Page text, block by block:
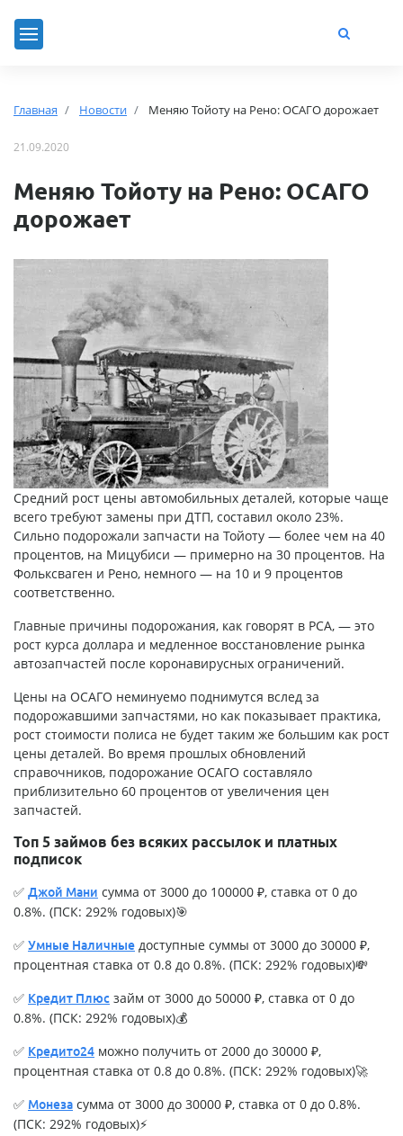
Главная Новости Меняю Тойоту на Рено: ОСАГО дорожает
21.09.2020
Меняю Тойоту на Рено: ОСАГО
дорожает
Средний рост цены автомобильных деталей, которые чаще
всего требуют замены при ДТП, составил около 23%.
Сильно подорожали запчасти на Тойоту — более чем на 40
процентов, на Мицубиси — примерно на 30 процентов. На
Фольксваген и Рено, немного — на 10 и 9 процентов
соответственно.
Главные причины подорожания, как говорят в РСА, — это
рост курса доллара и медленное восстановление рынка
автозапчастей после коронавирусных ограничений.
Цены на ОСАГО неминуемо поднимутся вслед за
подорожавшими запчастями, но как показывает практика,
рост стоимости полиса не будет таким же большим как рост
цены деталей. Во время прошлых обновлений
справочников, подорожание ОСАГО составляло
приблизительно 60 процентов от увеличения цен
запчастей.
Топ 5 займов без всяких рассылок и платных
подписок
✅ Джой Мани сумма от 3000 до 100000 ₽, ставка от 0 до
0.8%. (ПСК: 292% годовых)🎯
✅ Умные Наличные доступные суммы от 3000 до 30000 ₽,
процентная ставка от 0.8 до 0.8%. (ПСК: 292% годовых)💸
✅ Кредит Плюс займ от 3000 до 50000 ₽, ставка от 0 до
0.8%. (ПСК: 292% годовых)💰
✅ Кредито24 можно получить от 2000 до 30000 ₽,
процентная ставка от 0.8 до 0.8%. (ПСК: 292% годовых)🚀
✅ Монеза сумма от 3000 до 30000 ₽, ставка от 0 до 0.8%.
(ПСК: 292% годовых)⚡